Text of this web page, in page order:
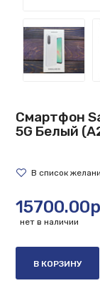
Смартфон
5G Белый
нет в наличии
В КОРЗИНУ